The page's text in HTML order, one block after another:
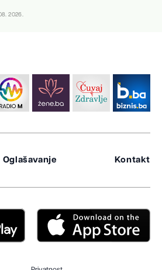
2026.
Oglašavanje Kontakt